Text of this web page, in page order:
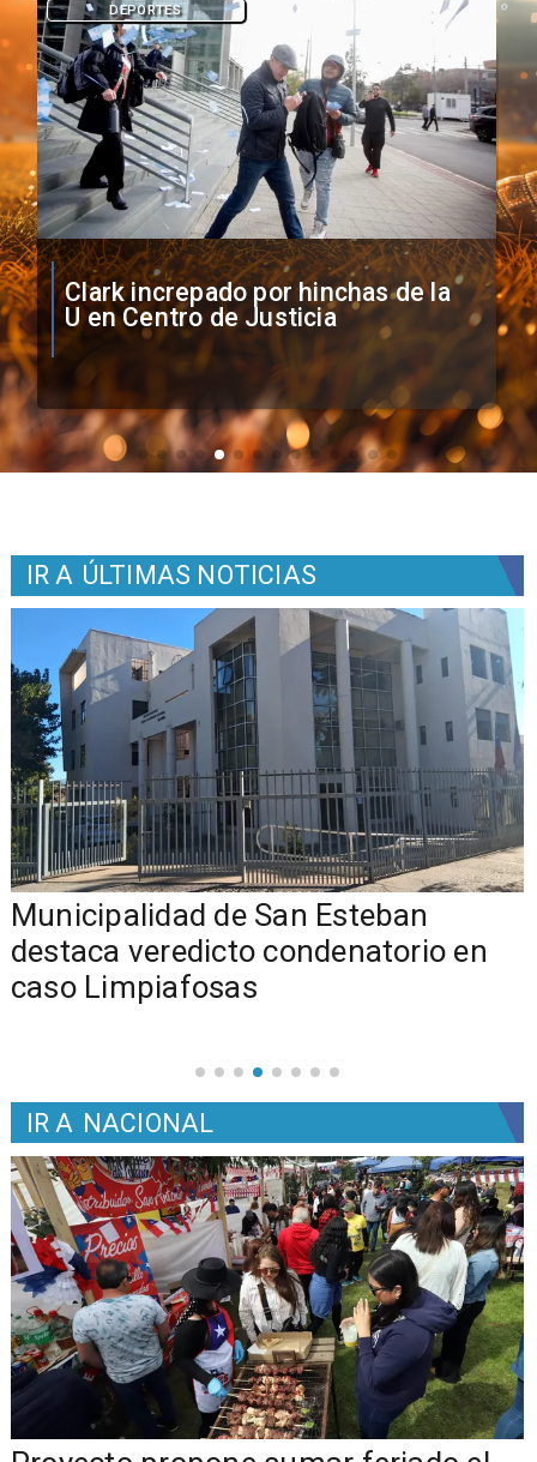
Vozinha firma contrato con Colo
Colo como nuevo arquero
DEPORTES
IR A ÚLTIMAS NOTICIAS
Municipalidad de San Esteban
destaca veredicto condenatorio en
caso Limpiafosas
IR A NACIONAL